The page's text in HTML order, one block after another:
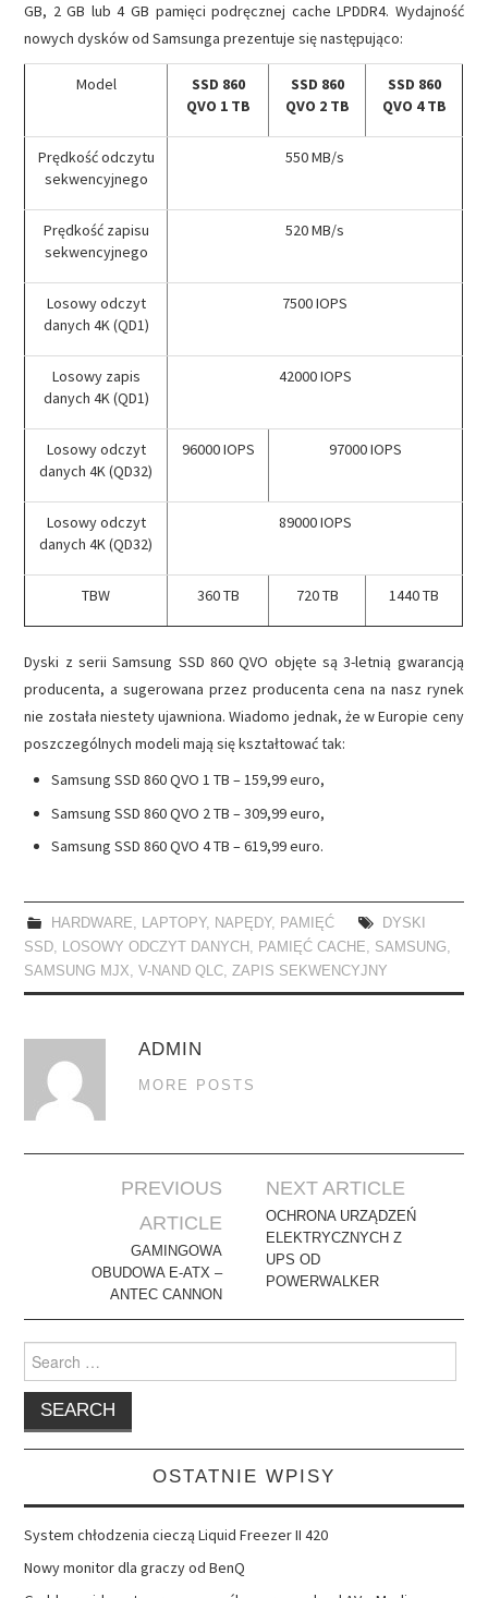
GB, 2 GB lub 4 GB pamięci podręcznej cache LPDDR4. Wydajność
nowych dysków od Samsunga prezentuje się następująco:
Model
SSD 860
QVO 1 TB
SSD 860
QVO 2 TB
SSD 860
QVO 4 TB
Prędkość odczytu
sekwencyjnego
550 MB/s
Prędkość zapisu
sekwencyjnego
520 MB/s
Losowy odczyt
danych 4K (QD1)
7500 IOPS
Losowy zapis
danych 4K (QD1)
42000 IOPS
Losowy odczyt
danych 4K (QD32)
96000 IOPS 97000 IOPS
Losowy odczyt
danych 4K (QD32)
89000 IOPS
TBW 360 TB 720 TB 1440 TB
Dyski z serii Samsung SSD 860 QVO objęte są 3-letnią gwarancją
producenta, a sugerowana przez producenta cena na nasz rynek
nie została niestety ujawniona. Wiadomo jednak, że w Europie ceny
poszczególnych modeli mają się kształtować tak:
Samsung SSD 860 QVO 1 TB – 159,99 euro,
Samsung SSD 860 QVO 2 TB – 309,99 euro,
Samsung SSD 860 QVO 4 TB – 619,99 euro.
HARDWARE, LAPTOPY, NAPĘDY, PAMIĘĆ
DYSKI
SSD, LOSOWY ODCZYT DANYCH , PAMIĘĆ CACHE, SAMSUNG,
SAMSUNG MJX,V-NAND QLC,ZAPIS SEKWENCYJNY
ADMIN
MORE POSTS
navigation
PREVIOUS
ARTICLE
GAMINGOWA
OBUDOWA E-ATX –
ANTEC CANNON
NEXT ARTICLE
OCHRONA URZĄDZEŃ
ELEKTRYCZNYCH Z
UPS OD
POWERWALKER
Search
for:
OSTATNIE WPISY
System chłodzenia cieczą Liquid Freezer II 420
Nowy monitor dla graczy od BenQ